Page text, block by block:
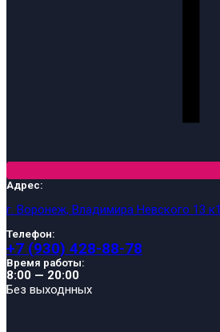
Адрес:
г. Воронеж, Владимира Невского 13 к1
Телефон:
+7 (930) 428-88-78
Время работы:
8:00 — 20:00
Без выходнных